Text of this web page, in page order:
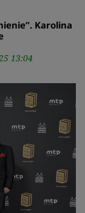
Karolina
13:04